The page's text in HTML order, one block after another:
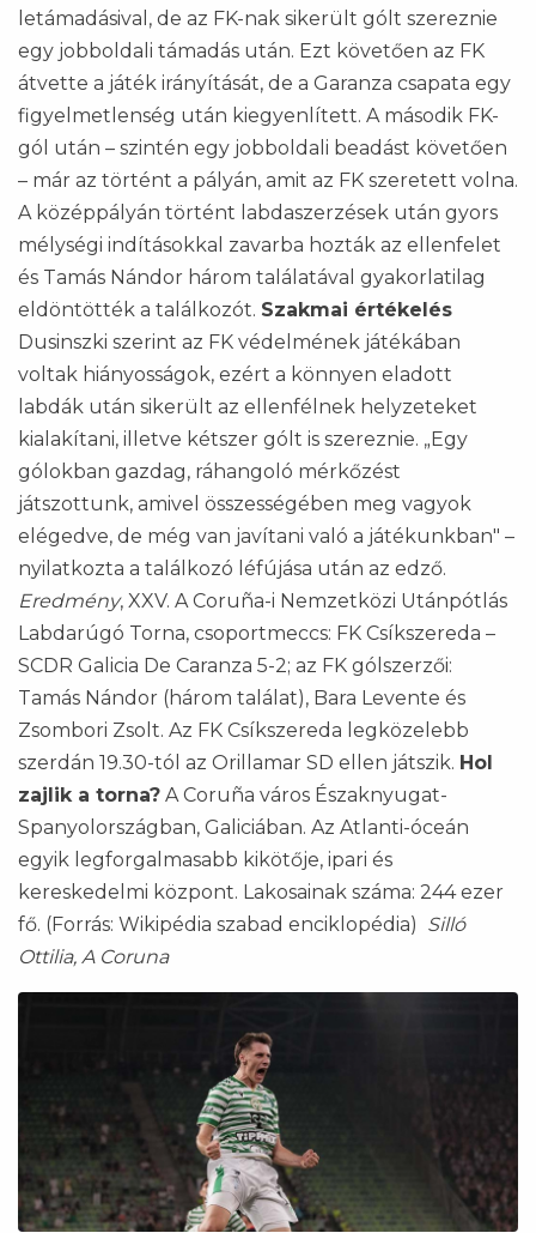
letámadásival, de az FK-nak sikerült gólt szereznie
egy jobboldali támadás után. Ezt követően az FK
átvette a játék irányítását, de a Garanza csapata egy
figyelmetlenség után kiegyenlített. A második FK-
gól után – szintén egy jobboldali beadást követően
– már az történt a pályán, amit az FK szeretett volna.
A középpályán történt labdaszerzések után gyors
mélységi indításokkal zavarba hozták az ellenfelet
és Tamás Nándor három találatával gyakorlatilag
eldöntötték a találkozót. Szakmai értékelés
Dusinszki szerint az FK védelmének játékában
voltak hiányosságok, ezért a könnyen eladott
labdák után sikerült az ellenfélnek helyzeteket
kialakítani, illetve kétszer gólt is szereznie. „Egy
gólokban gazdag, ráhangoló mérkőzést
játszottunk, amivel összességében meg vagyok
elégedve, de még van javítani való a játékunkban" –
nyilatkozta a találkozó léfújása után az edző.
Eredmény, XXV. A Coruña-i Nemzetközi Utánpótlás
Labdarúgó Torna, csoportmeccs: FK Csíkszereda –
SCDR Galicia De Caranza 5-2; az FK gólszerzői:
Tamás Nándor (három találat), Bara Levente és
Zsombori Zsolt. Az FK Csíkszereda legközelebb
szerdán 19.30-tól az Orillamar SD ellen játszik. Hol
zajlik a torna? A Coruña város Északnyugat-
Spanyolországban, Galiciában. Az Atlanti-óceán
egyik legforgalmasabb kikötője, ipari és
kereskedelmi központ. Lakosainak száma: 244 ezer
fő. (Forrás: Wikipédia szabad enciklopédia) Silló
Ottilia, A Coruna